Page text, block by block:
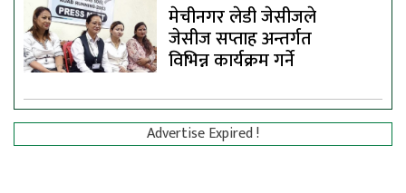
मेचीनगर लेडी जेसीजले
जेसीज सप्ताह अन्तर्गत
विभिन्न कार्यक्रम गर्ने
Advertise Expired !